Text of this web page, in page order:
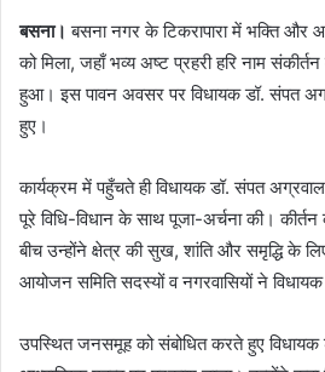
बसना। बसना नगर के टिकरापारा में भक्ति और
को मिला, जहाँ भव्य अष्ट प्रहरी हरि नाम
हुआ। इस पावन अवसर पर विधायक डॉ. संपत
हुए।
कार्यक्रम में पहुँचते ही विधायक डॉ. संपत
पूरे विधि-विधान के साथ पूजा-अर्चना की।
बीच उन्होंने क्षेत्र की सुख, शांति और समृद्धि के
आयोजन समिति सदस्यों व नगरवासियों ने
उपस्थित जनसमूह को संबोधित करते हुए